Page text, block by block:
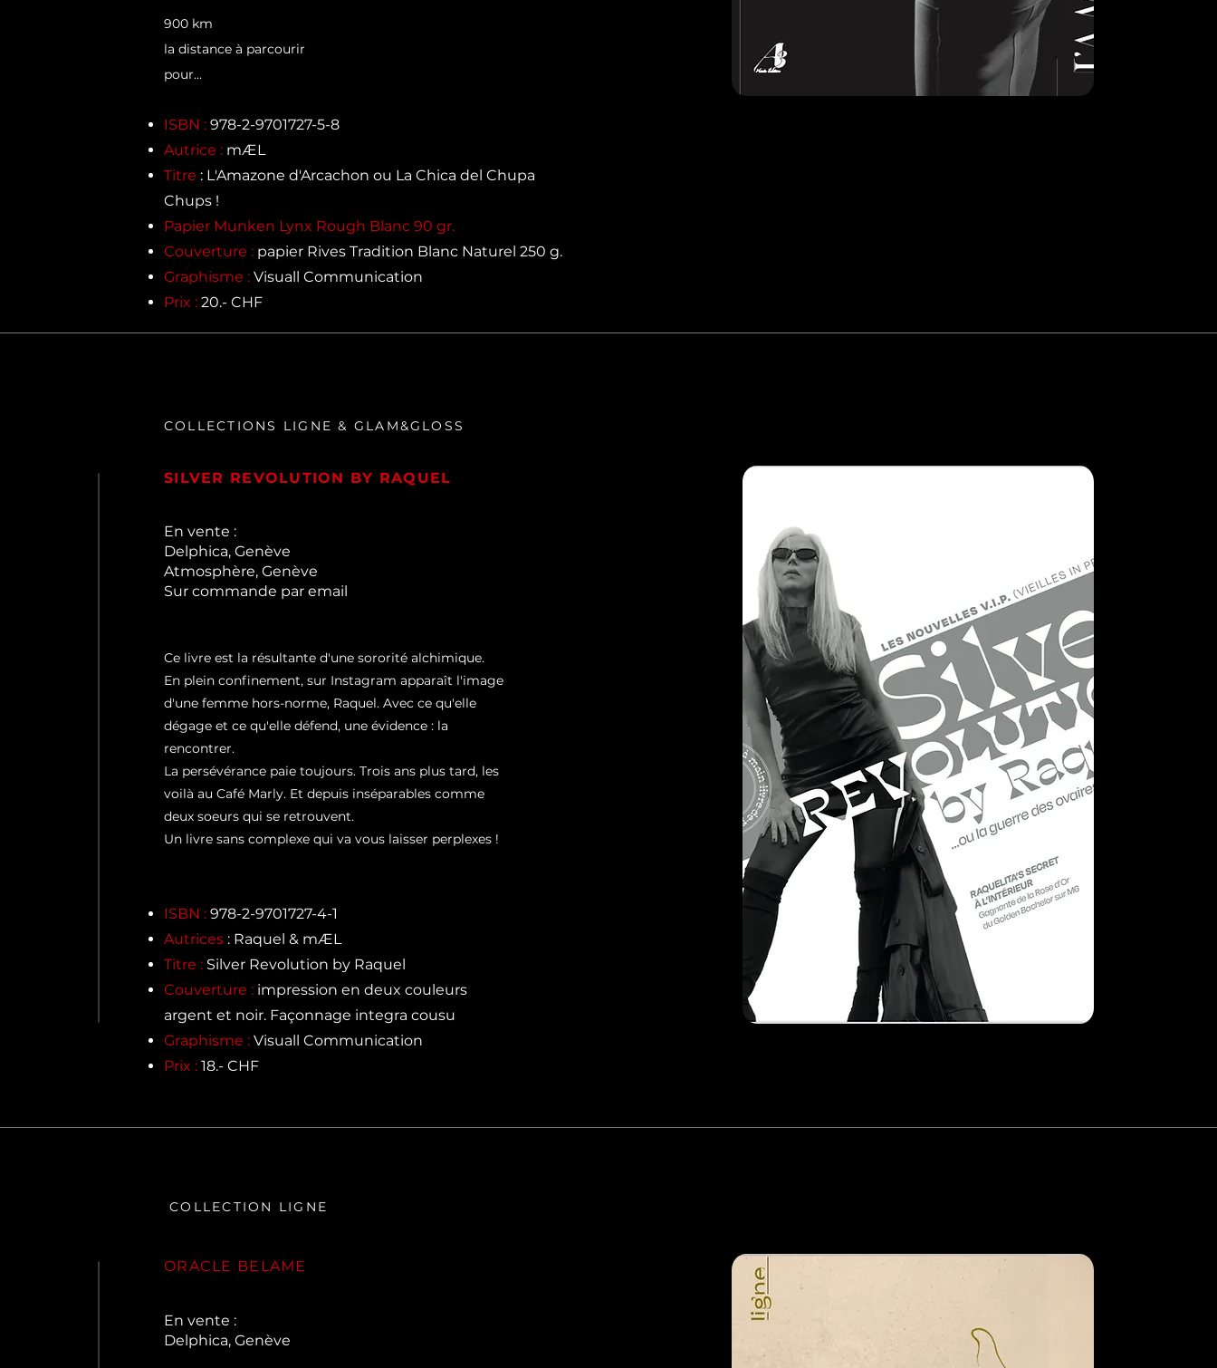
900 km
la distance à parcourir
pour...
ISBN : 978-2-9701727-5-8
Autrice : mÆL
Titre : L'Amazone d'Arcachon ou La Chica del Chupa
Chups !
Papier Munken Lynx Rough Blanc 90 gr.
Couverture : papier Rives Tradition Blanc Naturel 250 g.
Graphisme : Visuall Communication
Prix : 20.- CHF
COLLECTIONS LIGNE & GLAM&GLOSS
SILVER REVOLUTION BY RAQUEL
En vente :
Delphica, Genève
Atmosphère, Genève
Sur commande par email
Ce livre est la résultante d'une sororité alchimique.
En plein confinement, sur Instagram apparaît l'image
d'une femme hors-norme, Raquel. Avec ce qu'elle
dégage et ce qu'elle défend, une évidence : la
rencontrer.
La persévérance paie toujours. Trois ans plus tard, les
voilà au Café Marly. Et depuis inséparables comme
deux soeurs qui se retrouvent.
Un livre sans complexe qui va vous laisser perplexes !
ISBN : 978-2-9701727-4-1
Autrices : Raquel & mÆL
Titre : Silver Revolution by Raquel
Couverture : impression en deux couleurs
argent et noir. Façonnage integra cousu
Graphisme : Visuall Communication
Prix : 18.- CHF
COLLECTION LIGNE
ORACLE BELAME
En vente :
Delphica, Genève